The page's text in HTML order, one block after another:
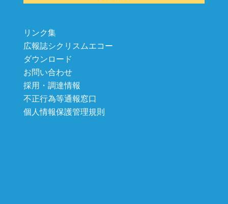
リンク集
広報誌シクリスムエコー
ダウンロード
お問い合わせ
採用・調達情報
不正行為等通報窓口
個人情報保護管理規則